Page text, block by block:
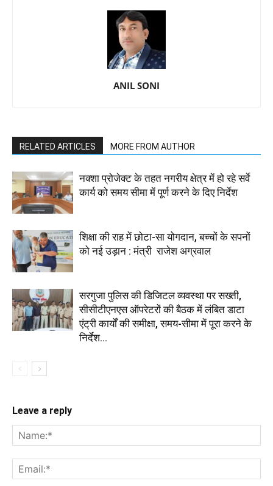
ANIL SONI
RELATED ARTICLES MORE FROM AUTHOR
नक्शा प्रोजेक्ट के तहत नगरीय क्षेत्र में हो रहे सर्वे
कार्य को समय सीमा में पूर्ण करने के दिए निर्देश
शिक्षा की राह में छोटा-सा योगदान, बच्चों के सपनों
को नई उड़ान : मंत्री राजेश अग्रवाल
सरगुजा पुलिस की डिजिटल व्यवस्था पर सख्ती,
सीसीटीएनएस ऑपरेटरों की बैठक में लंबित डाटा
एंट्री कार्यों की समीक्षा, समय-सीमा में पूरा करने के
निर्देश...
Leave a reply